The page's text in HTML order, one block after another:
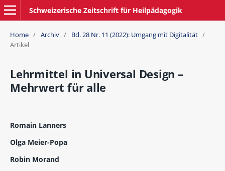
Schweizerische Zeitschrift für Heilpädagogik
Home / Archiv / Bd. 28 Nr. 11 (2022): Umgang mit Digitalität /
Artikel
Lehrmittel in Universal Design –
Mehrwert für alle
Romain Lanners
Olga Meier-Popa
Robin Morand